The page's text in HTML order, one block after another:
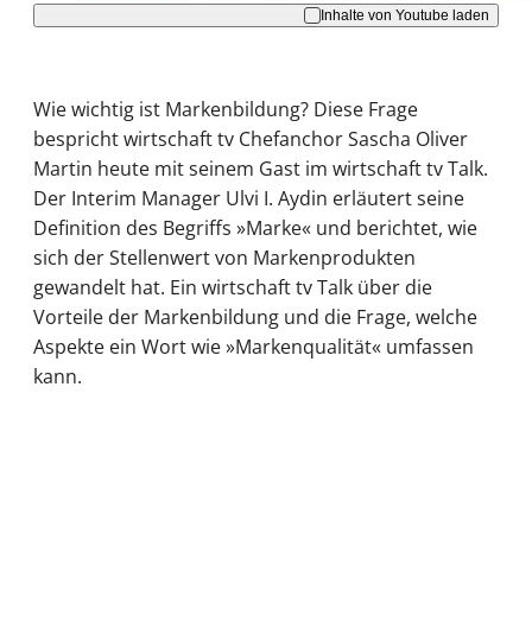
Inhalte von Youtube laden
Wie wichtig ist Markenbildung? Diese Frage
bespricht wirtschaft tv Chefanchor Sascha Oliver
Martin heute mit seinem Gast im wirtschaft tv Talk.
Der Interim Manager Ulvi I. Aydin erläutert seine
Definition des Begriffs »Marke« und berichtet, wie
sich der Stellenwert von Markenprodukten
gewandelt hat. Ein wirtschaft tv Talk über die
Vorteile der Markenbildung und die Frage, welche
Aspekte ein Wort wie »Markenqualität« umfassen
kann.